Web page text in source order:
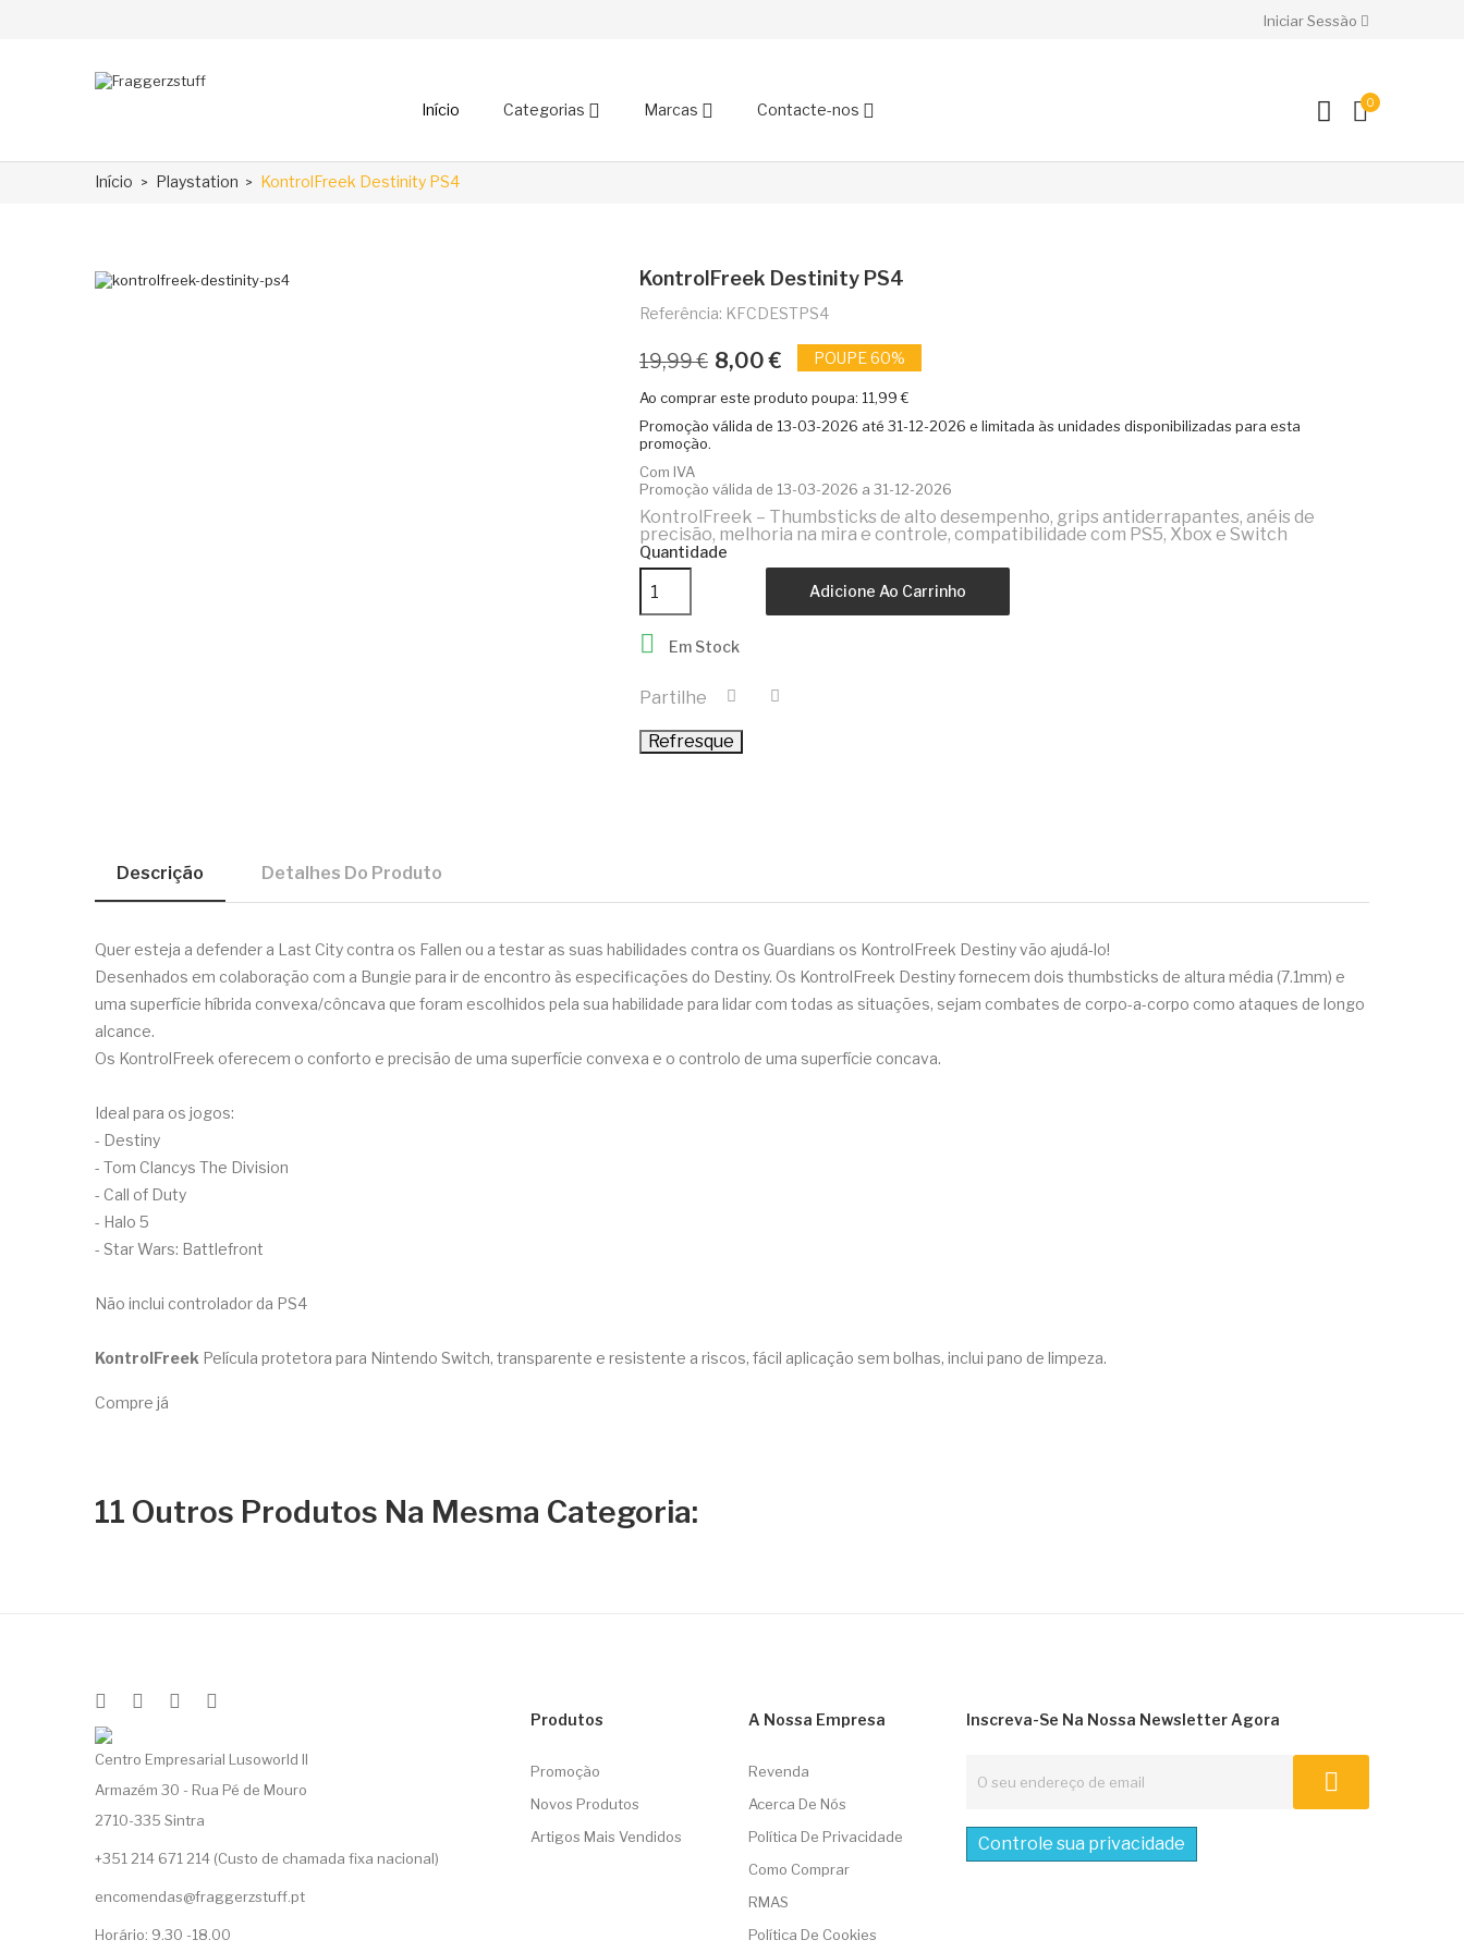
Iniciar Sessão
Início Categorias Marcas Contacte-nos 0
Início Playstation KontrolFreek Destinity PS4
KontrolFreek Destinity PS4
Referência: KFCDESTPS4
19,99 € 8,00 € POUPE 60%
Ao comprar este produto poupa: 11,99 €
Promoção válida de 13-03-2026 até 31-12-2026 e limitada às unidades disponibilizadas para esta
promoção.
Com IVA
Promoção válida de 13-03-2026 a 31-12-2026
KontrolFreek – Thumbsticks de alto desempenho, grips antiderrapantes, anéis de
precisão, melhoria na mira e controle, compatibilidade com PS5, Xbox e Switch
Quantidade
Adicione Ao Carrinho
 Em Stock
Partilhe
Descrição Detalhes Do Produto
Quer esteja a defender a Last City contra os Fallen ou a testar as suas habilidades contra os Guardians os KontrolFreek Destiny vão ajudá-lo!
Desenhados em colaboração com a Bungie para ir de encontro às especificações do Destiny. Os KontrolFreek Destiny fornecem dois thumbsticks de altura média (7.1mm) e
uma superfície híbrida convexa/côncava que foram escolhidos pela sua habilidade para lidar com todas as situações, sejam combates de corpo-a-corpo como ataques de longo
alcance.
Os KontrolFreek oferecem o conforto e precisão de uma superfície convexa e o controlo de uma superfície concava.
Ideal para os jogos:
- Destiny
- Tom Clancys The Division
- Call of Duty
- Halo 5
- Star Wars: Battlefront
Não inclui controlador da PS4
KontrolFreek Película protetora para Nintendo Switch, transparente e resistente a riscos, fácil aplicação sem bolhas, inclui pano de limpeza.
Compre já
11 Outros Produtos Na Mesma Categoria:
Centro Empresarial Lusoworld II
Armazém 30 - Rua Pé de Mouro
2710-335 Sintra
+351 214 671 214 (Custo de chamada fixa nacional)
encomendas@fraggerzstuff.pt
Horário: 9.30 -18.00
Produtos
Promoção
Novos Produtos
Artigos Mais Vendidos
A Nossa Empresa
Revenda
Acerca De Nós
Política De Privacidade
Como Comprar
RMAS
Política De Cookies
Inscreva-Se Na Nossa Newsletter Agora
Controle sua privacidade